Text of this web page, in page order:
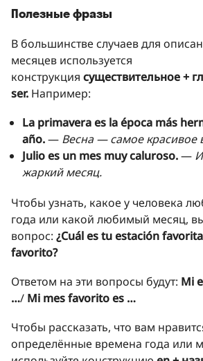
Полезные фразы
В большинстве случаев для
месяцев используется
конструкция существительное +
ser. Например:
La primavera es la época más
año.— Весна — самое красивое
Julio es un mes muy caluroso.—
жаркий месяц.
Чтобы узнать, какое у человека
года или какой любимый месяц,
вопрос: ¿Cuál es tu estación
favorito?
Ответом на эти вопросы будут: Mi
…/ Mi mes favorito es …
Чтобы рассказать, что вам
определённые времена года или